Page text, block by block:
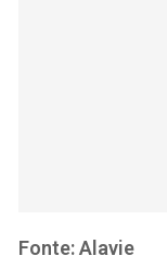
Fonte: Alavie